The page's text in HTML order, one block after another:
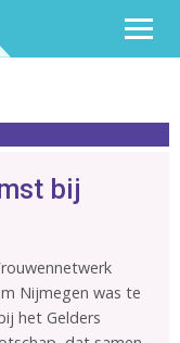
bij
Nijmegen was te
het Gelders